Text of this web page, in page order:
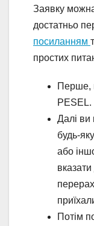
Заявку
достатньо
посиланням
простих
Перше,
PESEL.
Далі ви
будь-
або
Потім